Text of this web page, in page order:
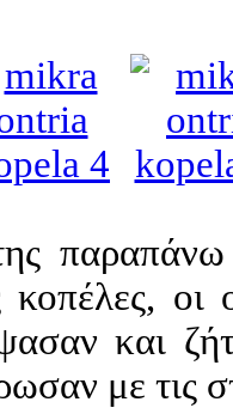
παραπάνω
κοπέλες, οι
και
με τις